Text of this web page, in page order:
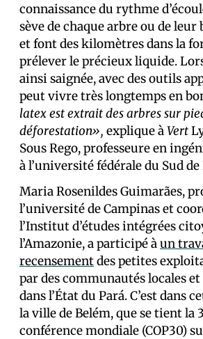
connaissance du rythme
sève de chaque arbre ou de leur
et font des kilomètres dans la
prélever le précieux liquide.
ainsi saignée, avec des outils
peut vivre très longtemps en
latex est extrait des arbres sur
déforestation», explique àVert
Sous Rego, professeure en
à l’université fédérale du Sud de
Maria Rosenildes Guimarães,
l’université de Campinas et
l’Institut d’études intégrées
l’Amazonie, a participé àun
recensementdes petites
par des communautés locales
dans l’État du Pará. C’est dans
la ville de Belém, que se tient la
conférence mondiale (COP30)